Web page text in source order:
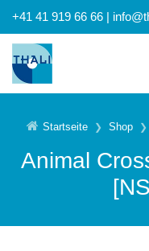
+41 41 919 66 66 |
Startseite Shop
Animal